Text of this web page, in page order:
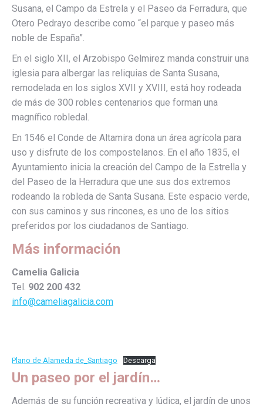
Susana, el Campo da Estrela y el Paseo da Ferradura, que
Otero Pedrayo describe como “el parque y paseo más
noble de España”.
En el siglo XII, el Arzobispo Gelmirez manda construir una
iglesia para albergar las reliquias de Santa Susana,
remodelada en los siglos XVII y XVIII, está hoy rodeada
de más de 300 robles centenarios que forman una
magnífico robledal.
En 1546 el Conde de Altamira dona un área agrícola para
uso y disfrute de los compostelanos. En el año 1835, el
Ayuntamiento inicia la creación del Campo de la Estrella y
del Paseo de la Herradura que une sus dos extremos
rodeando la robleda de Santa Susana. Este espacio verde,
con sus caminos y sus rincones, es uno de los sitios
preferidos por los ciudadanos de Santiago.
Más información
Camelia Galicia
Tel. 902 200 432
info@cameliagalicia.com
Plano de Alameda de_Santiago Descarga
Un paseo por el jardín…
Además de su función recreativa y lúdica, el jardín de unos